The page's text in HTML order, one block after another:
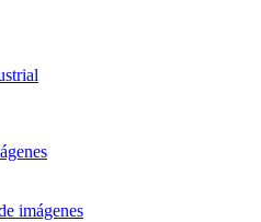
imágenes